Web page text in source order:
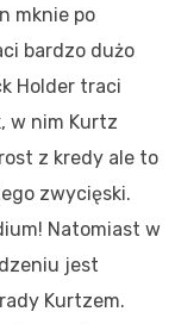
mknie po
bardzo dużo
Holder traci
w nim Kurtz
z kredy ale to
zwycięski.
Natomiast w
jest
Kurtzem.